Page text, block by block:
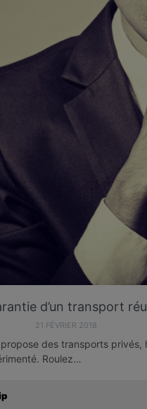
d’un transport
21 FÉVRIER 2018
des transports privés,
Roulez…